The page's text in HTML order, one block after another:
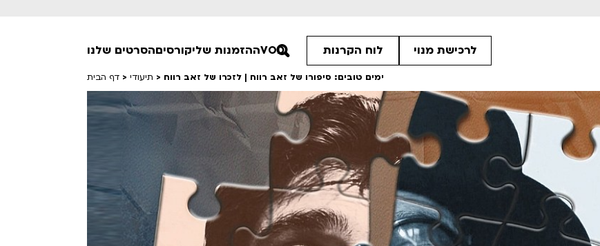
הסרטים שלנו
טרום בכורה
סרט פלוס
Lobby Kids
לפי ימים
קורסיםההזמנות שליVOD לוח הקרנות לרכישת מנוי
דף הבית > תיעודי > ימים טובים: סיפורו של זאב רווח | לזכרו של זאב רווח